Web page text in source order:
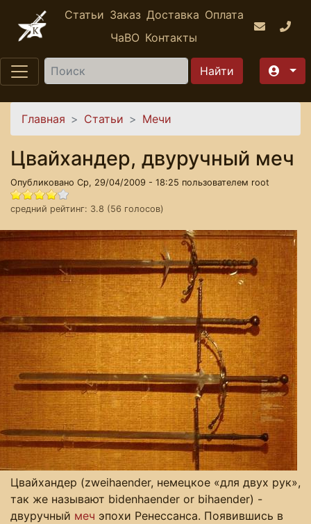
Перейти к основному содержанию
Статьи Заказ Доставка Оплата
ЧаВО Контакты
Найти
Вы здесь
Главная Статьи Мечи
Цвайхандер, двуручный меч
Опубликовано Ср, 29/04/2009 - 18:25 пользователем root
средний рейтинг: 3.8 (56 голосов)
Цвайхандер (zweihaender, немецкое «для двух рук»,
так же называют bidenhаеnder or bihаеnder) -
двуручный меч эпохи Ренессанса. Появившись в